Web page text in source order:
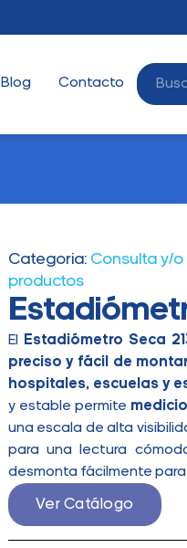
Blog Contacto
Categoria: Consulta y/
productos
El Estadiómetro Seca
preciso y fácil de
hospitales, escuelas y
y estable permite
una escala de alta
para una lectura
desmonta fácilmente
Ver Catálogo